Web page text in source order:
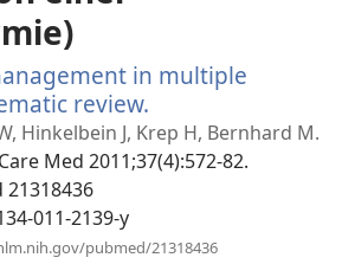
in multiple
review.
neues
Fenster)
Hinkelbein J, Krep H, Bernhard M.
Med 2011;37(4):572-82.
21318436
011-2139-y
pubmed/21318436